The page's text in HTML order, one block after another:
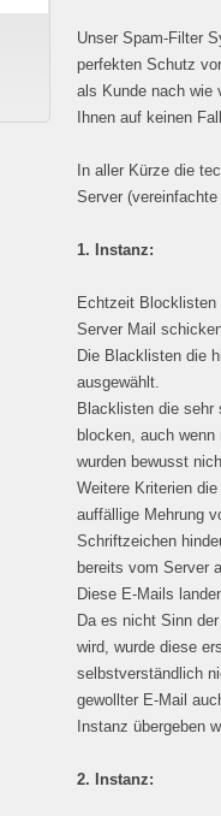
Unser Spam-Filter
perfekten Schutz
als Kunde nach wie
Ihnen auf keinen
In aller Kürze die
Server
1. Instanz:
Echtzeit Blocklisten
Server Mail
Die Blacklisten die
ausgewählt.
Blacklisten die sehr
blocken, auch
wurden bewusst
Weitere Kriterien
auffällige Mehrung
Schriftzeichen
bereits vom Server
Diese E-Mails
Da es nicht Sinn
wird, wurde diese
selbstverständlich
gewollter E-Mail
Instanz übergeben
2. Instanz: